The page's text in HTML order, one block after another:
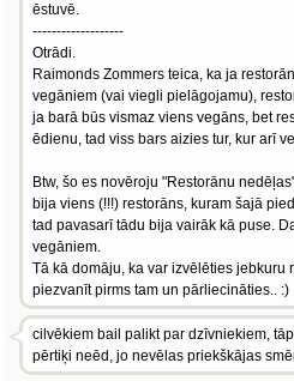
ēstuvē.
-------------------
Otrādi.
Raimonds Zommers teica, ka ja
vegāniem (vai viegli pielāgojamu),
ja barā būs vismaz viens vegāns, bet
ēdienu, tad viss bars aizies tur, kur arī
Btw, šo es novēroju "Restorānu
bija viens (!!!) restorāns, kuram šajā
tad pavasarī tādu bija vairāk kā puse.
vegāniem.
Tā kā domāju, ka var izvēlēties jebkuru
piezvanīt pirms tam un pārliecināties.. :)
cilvēkiem bail palikt par dzīvniekiem,
pērtiķi neēd, jo nevēlas priekškājas